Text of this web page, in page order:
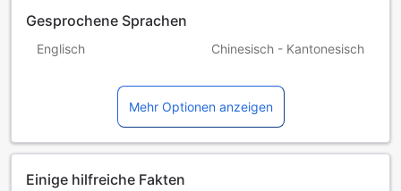
Gesprochene Sprachen
Englisch Chinesisch - Kantonesisch
Tamilisch
Thailändisch
Mehr Optionen anzeigen
Einige hilfreiche Fakten